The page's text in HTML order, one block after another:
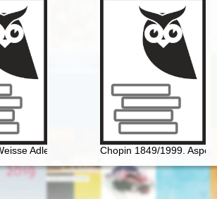
źopen glazami Rossiân. Antologiâ
Adler" Raoula Madera jako przykład
Chopin 1849/1999.